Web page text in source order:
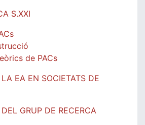
S.XXI
de PACs
EA EN SOCIETATS DE
GRUP DE RECERCA